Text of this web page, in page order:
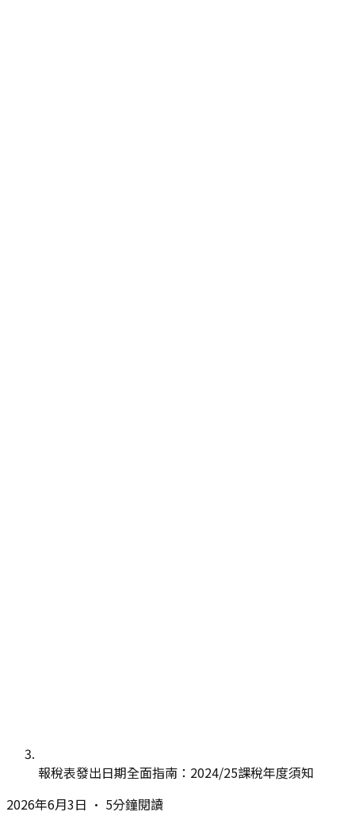
報稅表發出日期全面指南：2024/25課稅年度須知
2026年6月3日 • 5分鐘閱讀